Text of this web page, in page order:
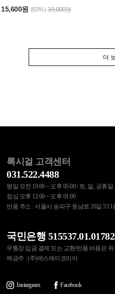
15,600원 (60%) 39,000원
더
록시걸 고객센터
031.522.4488
평일 오전 10:00 ~ 오후 05:00 / 토, 일, 공휴일
점심 오후 12:00 ~ 오후 01:00
반품 주소 : 서울시 송파구 동남로 20길 53
국민은행
무통장 입금 결제 또는 교환/반품 비용은
예금주 : (주)에스에이코리아
Instargram Facebook